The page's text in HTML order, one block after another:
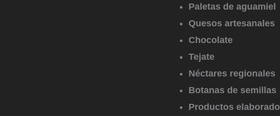
Paletas de aguamiel
Quesos artesanales
Chocolate
Tejate
Néctares regionales
Botanas de semillas
Productos